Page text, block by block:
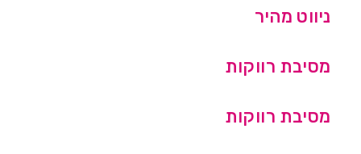
ניווט מהיר
מסיבת רווקות
מסיבת רווקות